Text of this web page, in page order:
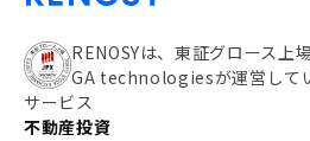
RENOSYは、東証グロース上
GA technologiesが運営して
サービス
不動産投資